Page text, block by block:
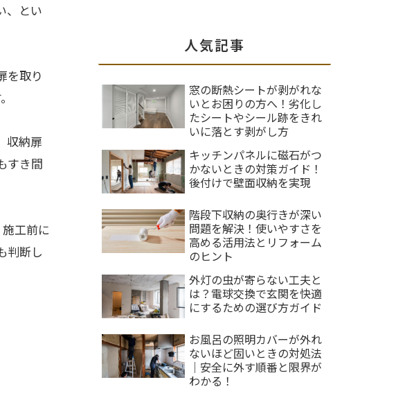
、とい
を取り
収納扉
すき間
工前に
判断し
人気記事
窓の断熱シートが剥がれな
いとお困りの方へ！劣化し
たシートやシール跡をきれ
いに落とす剥がし方
キッチンパネルに磁石がつ
かないときの対策ガイド！
後付けで壁面収納を実現
階段下収納の奥行きが深い
問題を解決！使いやすさを
高める活用法とリフォーム
のヒント
外灯の虫が寄らない工夫と
は？電球交換で玄関を快適
にするための選び方ガイド
お風呂の照明カバーが外れ
ないほど固いときの対処法
｜安全に外す順番と限界が
わかる！